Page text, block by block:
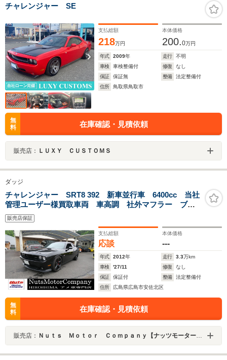
チャレンジャー SE
支払総額
218万円
本体価格
200.0万円
年式 2009年 走行
不明
車検
車検整備付 修復
なし
保証
保証無 整備
法定整備付
住所
鳥取県鳥取市
無
料
在庫確認・見積依頼
販売店： ＬＵＸＹ ＣＵＳＴＯＭＳ
ダッジ
チャレンジャー SRT8 392 新車並行車 6400cc 当社
管理ユーザー様買取車両 車高調 社外マフラー ブラ
ックホイール&ブラックグリル
販売店保証
支払総額
応談
本体価格
---
年式 2012年 走行 3.3万km
車検
'27/11 修復
なし
保証
保証付 整備
法定整備付
住所
広島県広島市安佐北区
無
料
在庫確認・見積依頼
販売店： Ｎｕｔｓ Ｍｏｔｏｒ Ｃｏｍｐａｎｙ【ナッツモーターカンパニー】